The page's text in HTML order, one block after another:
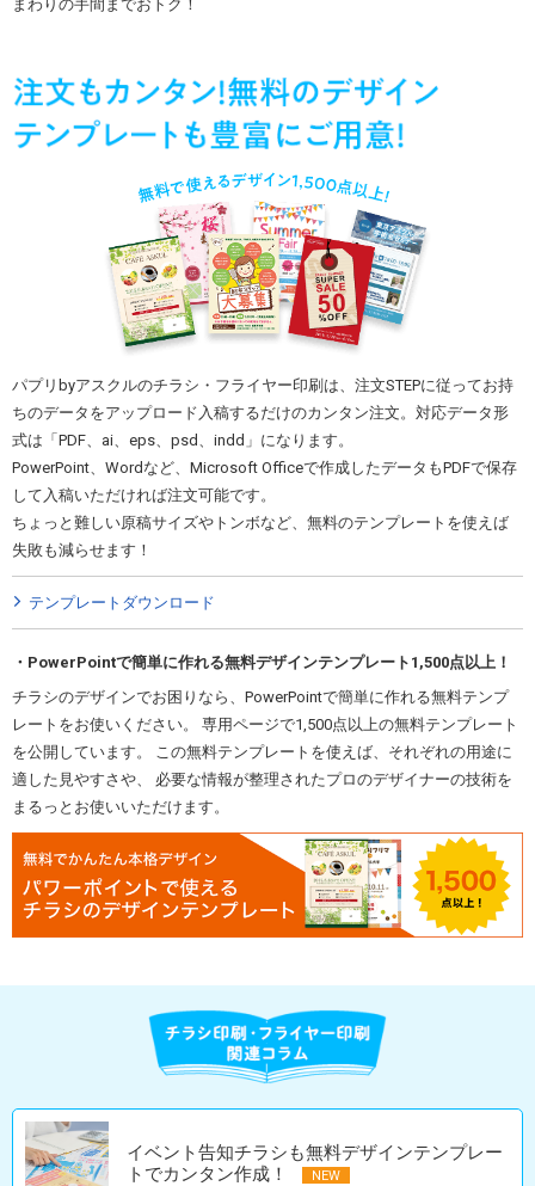
まわりの手間までおトク！
パプリbyアスクルのチラシ・フライヤー印刷は、注文STEPに従ってお持
ちのデータをアップロード入稿するだけのカンタン注文。対応データ形
式は「PDF、ai、eps、psd、indd」になります。
PowerPoint、Wordなど、Microsoft Officeで作成したデータもPDFで保存
して入稿いただければ注文可能です。
ちょっと難しい原稿サイズやトンボなど、無料のテンプレートを使えば
失敗も減らせます！
テンプレートダウンロード
PowerPointで簡単に作れる無料デザインテンプレート1,500点以上！
チラシのデザインでお困りなら、PowerPointで簡単に作れる無料テンプ
レートをお使いください。 専用ページで1,500点以上の無料テンプレート
を公開しています。 この無料テンプレートを使えば、それぞれの用途に
適した見やすさや、 必要な情報が整理されたプロのデザイナーの技術を
まるっとお使いいただけます。
イベント告知チラシも無料デザインテンプレー
トでカンタン作成！